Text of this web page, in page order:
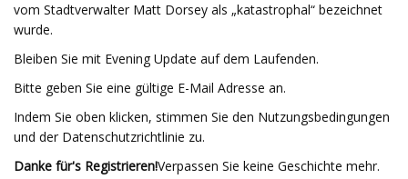
vom Stadtverwalter Matt Dorsey als „katastrophal“ bezeichnet
wurde.
Bleiben Sie mit Evening Update auf dem Laufenden.
Bitte geben Sie eine gültige E-Mail Adresse an.
Indem Sie oben klicken, stimmen Sie den Nutzungsbedingungen
und der Datenschutzrichtlinie zu.
Danke für's Registrieren!Verpassen Sie keine Geschichte mehr.